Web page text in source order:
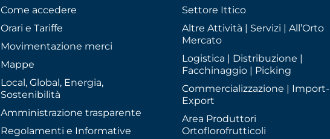
Come accedere
Orari e Tariffe
Movimentazione merci
Mappe
Local, Global, Energia,
Sostenibilità
Amministrazione trasparente
Regolamenti e Informative
Settore Ittico
Altre Attività | Servizi | All’Orto
Mercato
Logistica | Distribuzione |
Facchinaggio | Picking
Commercializzazione | Import-
Export
Area Produttori
Ortoflorofrutticoli